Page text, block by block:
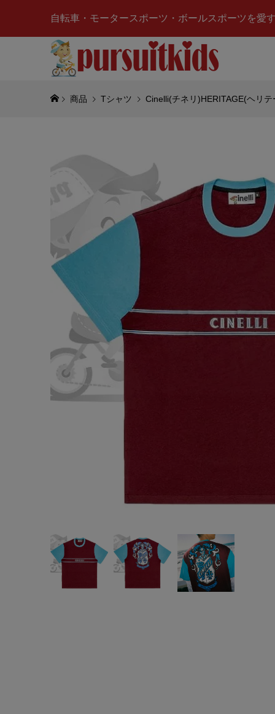
自転車・モータースポーツ・ボールスポーツを愛
Valentino
ーノロ
ッグ)
Takuma
¥4,980(税
商品 Tシャツ Cinelli(チネリ)HERITAGE(ヘリ